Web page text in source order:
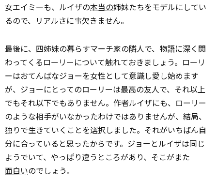
女エイミーも、ルイザの本当の姉妹たちをモデルにしてい
るので、リアルさに事欠きません。
最後に、四姉妹の暮らすマーチ家の隣人で、物語に深く関
わってくるローリーについて触れておきましょう。ローリ
ーはおてんばなジョーを女性として意識し愛し始めます
が、ジョーにとってのローリーは最高の友人で、それ以上
でもそれ以下でもありません。作者ルイザにも、ローリー
のような相手がいなかったわけではありませんが、結局、
独りで生きていくことを選択しました。それがいちばん自
分に合っていると思ったからです。ジョーとルイザは同じ
ようでいて、やっぱり違うところがあり、そこがまた
面白いのでしょう。